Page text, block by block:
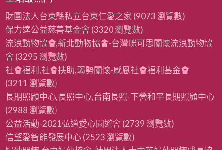
財團法人台東縣私立台東仁愛之家 (9073 瀏覽數)
保力達公益慈善基金會 (3320 瀏覽數)
流浪動物協會,新北動物協會-台灣咪可思關懷流浪動物協
會 (3295 瀏覽數)
社會福利,社會扶助,弱勢關懷-感恩社會福利基金會
(3211 瀏覽數)
長期照顧中心,長照中心,台南長照-下營和平長期照顧中心
(2988 瀏覽數)
公益活動-2021弘道愛心園遊會 (2739 瀏覽數)
信望愛智能發展中心(2523 瀏覽數)